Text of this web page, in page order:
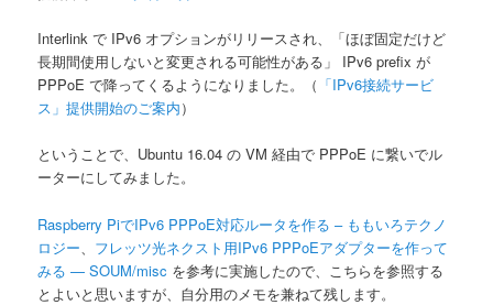
Interlink で IPv6 オプションがリリースされ、「ほぼ固定だけど
長期間使用しないと変更される可能性がある」 IPv6 prefix が
PPPoE で降ってくるようになりました。（ 「IPv6接続サービ
ス」提供開始のご案内）
ということで、Ubuntu 16.04 の VM 経由で PPPoE に繋いでル
ーターにしてみました。
Raspberry PiでIPv6 PPPoE対応ルータを作る – ももいろテクノ
ロジー
フレッツ光ネクスト用IPv6 PPPoEアダプターを作って
みる — SOUM/misc を参考に実施したので、こちらを参照する
とよいと思いますが、自分用のメモを兼ねて残します。